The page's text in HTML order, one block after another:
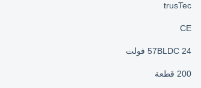
trusTec
CE
57BLDC 24 فولت
200 قطعة